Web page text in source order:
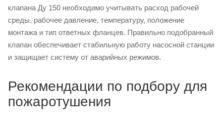
клапана Ду 150 необходимо учитывать расход рабочей
среды, рабочее давление, температуру, положение
монтажа и тип ответных фланцев. Правильно подобранный
клапан обеспечивает стабильную работу насосной станции
и защищает систему от аварийных режимов.
Рекомендации по подбору для
пожаротушения